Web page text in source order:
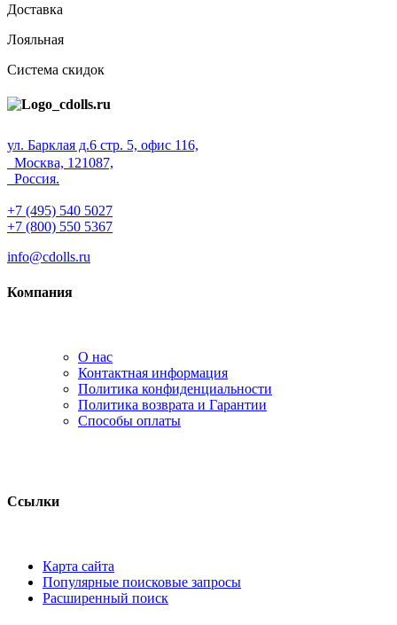
Доставка
Лояльная
Система скидок
ул. Барклая д.6 стр. 5, офис 116,
Москва, 121087,
Россия.
+7 (495) 540 5027
+7 (800) 550 5367
info@cdolls.ru
Компания
О нас
Контактная информация
Политика конфиденциальности
Политика возврата и Гарантии
Способы оплаты
Ссылки
Карта сайта
Популярные поисковые запросы
Расширенный поиск